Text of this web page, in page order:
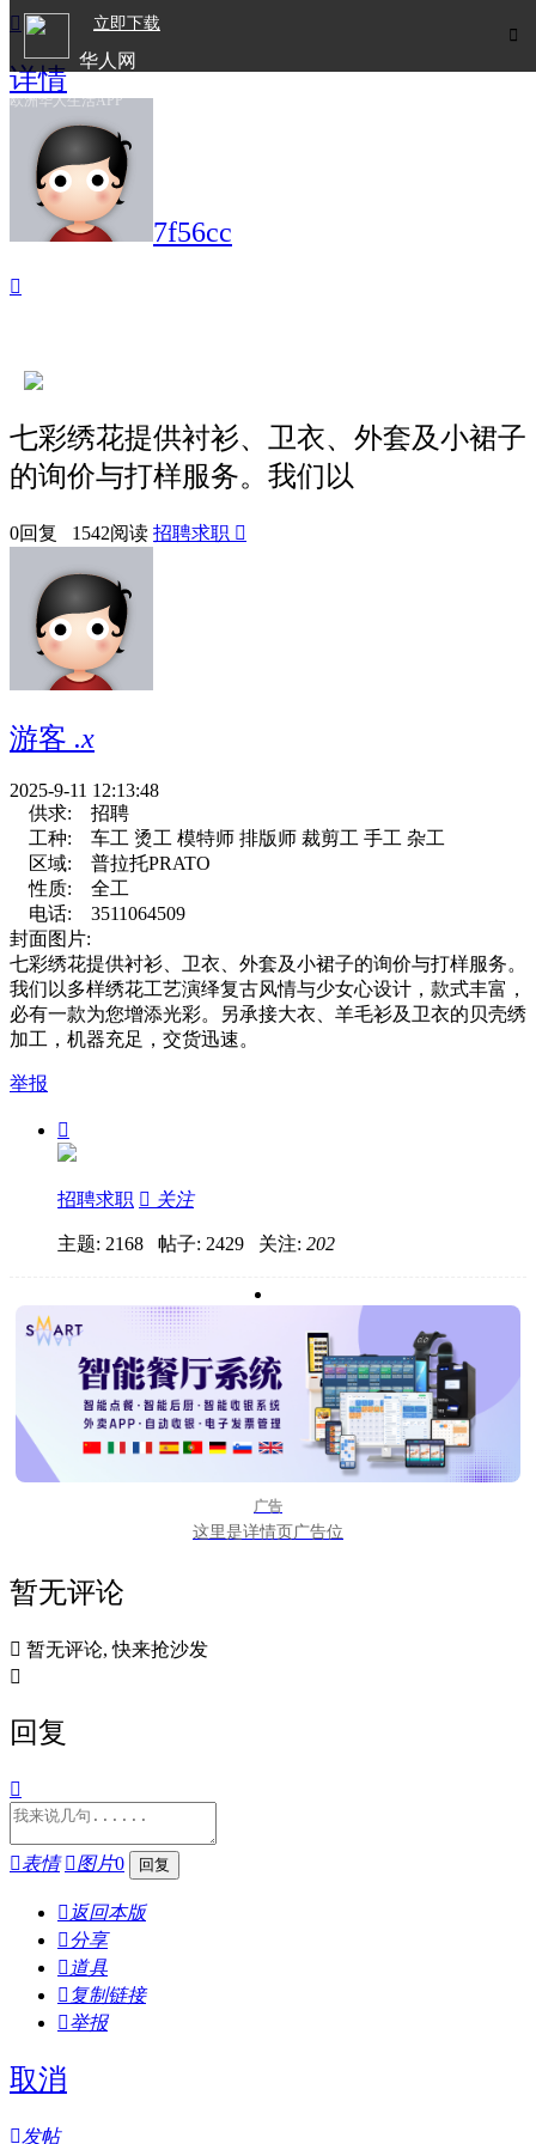

立即下载
华人网
欧洲华人生活APP

详情
7f56cc

七彩绣花提供衬衫、卫衣、外套及小裙子
的询价与打样服务。我们以
0回复 1542阅读 招聘求职 
游客 .x
2025-9-11 12:13:48
供求:
招聘
工种:
车工 烫工 模特师 排版师 裁剪工 手工 杂工
区域:
普拉托PRATO
性质:
全工
电话:
3511064509
封面图片:
七彩绣花提供衬衫、卫衣、外套及小裙子的询价与打样服务。
我们以多样绣花工艺演绎复古风情与少女心设计，款式丰富，
必有一款为您增添光彩。另承接大衣、羊毛衫及卫衣的贝壳绣
加工，机器充足，交货迅速。
举报

招聘求职  关注
主题: 2168 帖子: 2429 关注: 202
广告
这里是详情页广告位
暂无评论
 暂无评论, 快来抢沙发

回复

表情 图片0
 返回本版
分享
 道具
 复制链接
举报
取消
发帖